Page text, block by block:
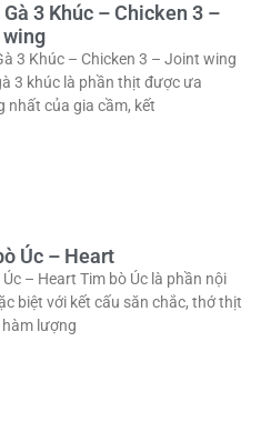
Gà 3 Khúc – Chicken 3 –
3 Khúc – Chicken 3 – Joint wing
3 khúc là phần thịt được ưa
nhất của gia cầm, kết
Úc – Heart
Úc – Heart Tim bò Úc là phần nội
biệt với kết cấu săn chắc, thớ thịt
lượng